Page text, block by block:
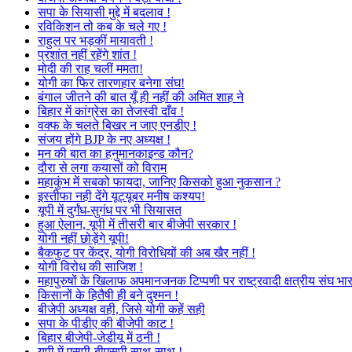
सपा के सियासी मुद्दे में बदलाव !
रविकिशन तो कब के चले गए !
राहुल पर भड़कीं मायावती !
प्रशांत नहीं रहेंगे शांत !
मोदी की राह चलीं ममता!
योगी का फिर तारणहार बनेगा संघ!
बंगाल जीतने की बात यूँ ही नहीं की अमित शाह ने
बिहार में कांग्रेस का तेजस्वी दाँव !
वक्फ के चलते बिखर न जाए एनडीए !
संजय होंगे BJP के नए अध्यक्ष !
मन की बात का हनुमानकाइन्ड कौन?
दौरा से लगा कयासों को विराम
महाकुंभ में सबको फायदा, जानिए किसको हुआ नुकसान ?
इस्तीफा नही देंगे यूट्यूबर मनीष कश्यप!
यूपी में दुर्गंध-सुगंध पर भी सियासत
हुआ ऐलान, यूपी में तीसरी बार बीजेपी सरकार !
योगी नहीं छोड़ेंगे यूपी!
बैकफुट पर केंद्र, योगी विरोधियों की अब खैर नहीं !
योगी विरोध की साजिश !
महापुरुषों के खिलाफ अपमानजनक टिप्पणी पर राष्ट्रवादी क्षत्रीय संघ
किसानों के हितैषी ही बने दुश्मन !
बीजेपी अध्यक्ष वही, जिसे योगी कहें सही
सपा के पीडीए की बीजेपी काट !
बिहार बीजेपी-जेडीयू में ठनी !